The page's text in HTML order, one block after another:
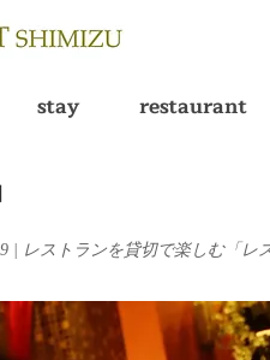
stay restaurant
| レストランを貸切で楽しむ「